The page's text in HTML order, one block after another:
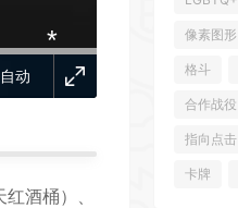
自动
酒桶）、
像素图形
格斗
合作战役
指向点击
卡牌